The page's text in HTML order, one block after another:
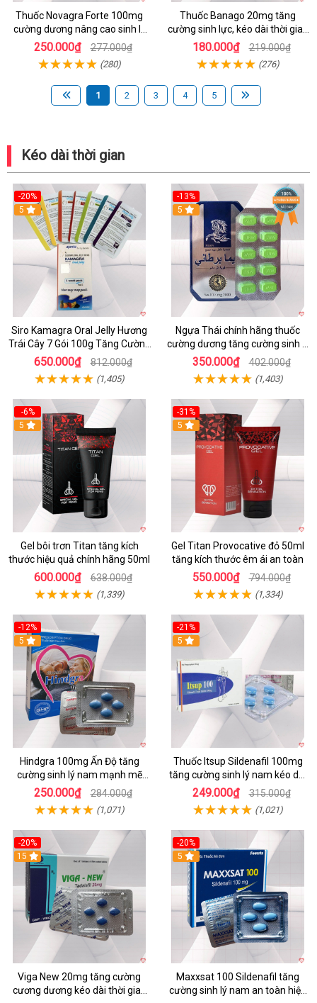
Thuốc Novagra Forte 100mg
cường dương nâng cao sinh lý
an toàn hiệu quả
250.000₫ 277.000₫
(280)
Thuốc Banago 20mg tăng
cường sinh lực, kéo dài thời gian
xuất tinh, trị rối loạn cương
dương
180.000₫ 219.000₫
(276)
1 2 3 4 5
Kéo dài thời gian
-20%
5
Siro Kamagra Oral Jelly Hương
Trái Cây 7 Gói 100g Tăng Cường
Sinh Lý Nam
650.000₫ 812.000₫
(1,405)
-13%
Hot
5
Ngựa Thái chính hãng thuốc
cường dương tăng cường sinh lý
nam hộp 10 viên
350.000₫ 402.000₫
(1,403)
-6%
5
Gel bôi trơn Titan tăng kích
thước hiệu quả chính hãng 50ml
600.000₫ 638.000₫
(1,339)
-31%
Hot
5
Gel Titan Provocative đỏ 50ml
tăng kích thước êm ái an toàn
550.000₫ 794.000₫
(1,334)
-12%
5
Hindgra 100mg Ấn Độ tăng
cường sinh lý nam mạnh mẽ
chống xuất tinh sớm
250.000₫ 284.000₫
(1,071)
-21%
5
Thuốc Itsup Sildenafil 100mg
tăng cường sinh lý nam kéo dài
thời gian chất lượng
249.000₫ 315.000₫
(1,021)
-20%
15
Viga New 20mg tăng cường
cương dương kéo dài thời gian
-20%
5
Maxxsat 100 Sildenafil tăng
cường sinh lý nam an toàn hiệu